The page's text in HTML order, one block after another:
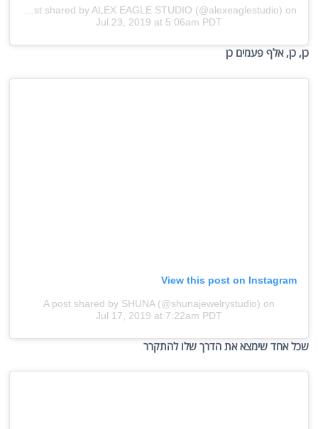
A post shared by ALEX EAGLE STUDIO (@alexeaglestudio)
on
Jul 23, 2019 at 5:06am PDT
כן, כן, אלף פעמים כן
View this post on Instagram
A post shared by SHUNA (@shunajewelrystudio) on
Jul 17, 2019 at 7:22am PDT
שכל אחד שימצא את הדרך שלו להתקרר